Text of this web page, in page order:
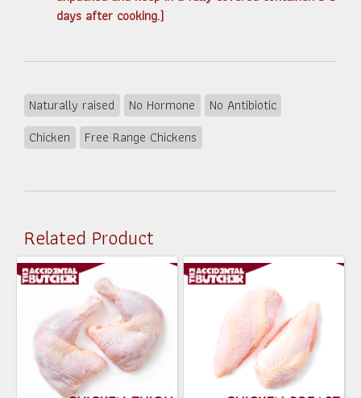
days after cooking.)
Naturally raised No Hormone
No Antibiotic
Chicken
Free Range Chickens
Related Product